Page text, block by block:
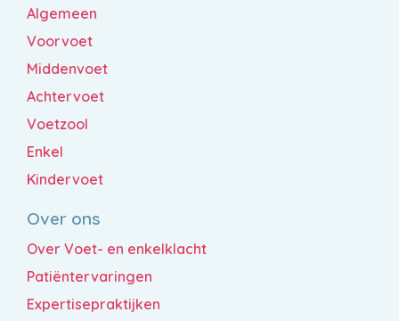
Algemeen
Voorvoet
Middenvoet
Achtervoet
Voetzool
Enkel
Kindervoet
Over ons
Over Voet- en enkelklacht
Patiëntervaringen
Expertisepraktijken